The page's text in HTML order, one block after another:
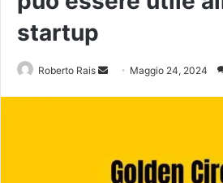
startup
Roberto Rais
Invia Maggio 24, 2024